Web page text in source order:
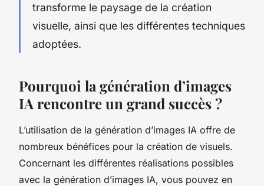
transforme le paysage de la création
visuelle, ainsi que les différentes techniques
adoptées.
Pourquoi la génération d’images
IA rencontre un grand succès ?
L’utilisation de la génération d’images IA offre de
nombreux bénéfices pour la création de visuels.
Concernant les différentes réalisations possibles
avec la génération d’images IA, vous pouvez en